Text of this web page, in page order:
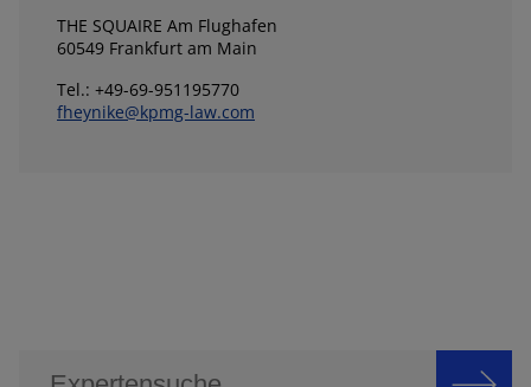
THE SQUAIRE Am Flughafen
60549 Frankfurt am Main
Tel.: +49-69-951195770
fheynike@kpmg-law.com